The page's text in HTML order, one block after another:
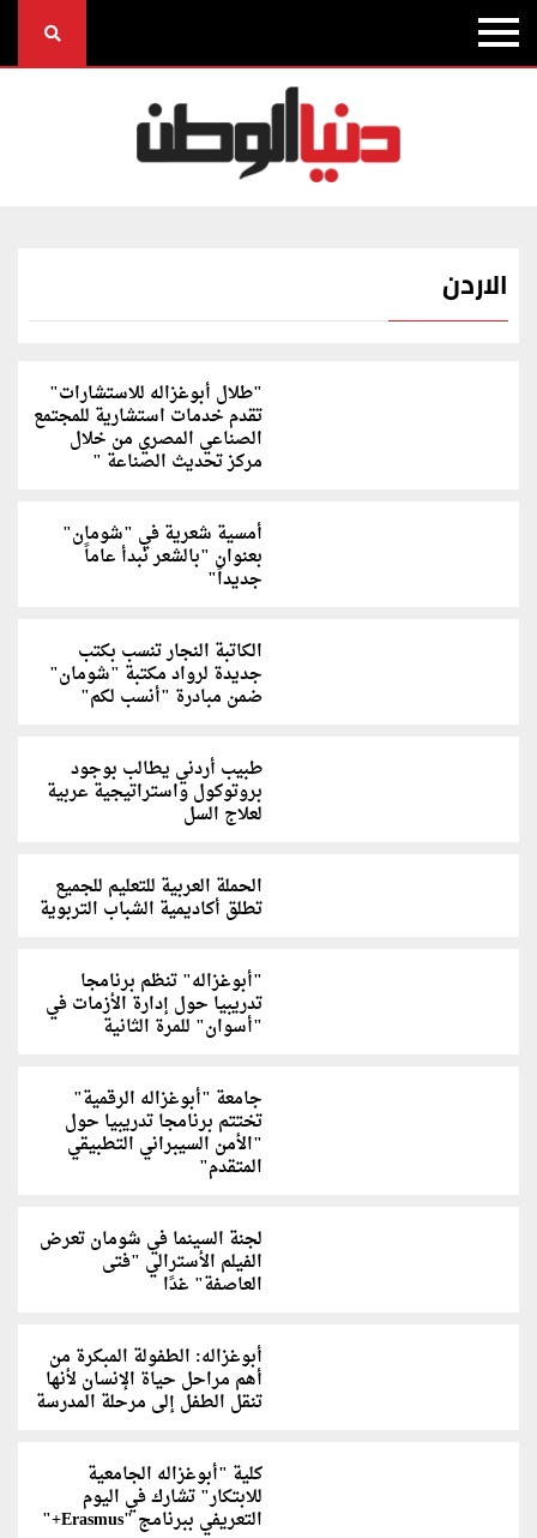
الاردن
"طلال أبوغزاله للاستشارات"
تقدم خدمات استشارية للمجتمع
الصناعي المصري من خلال
مركز تحديث الصناعة "
أمسية شعرية في "شومان"
بعنوان "بالشعر نبدأ عاماً
جديداً"
الكاتبة النجار تنسب بكتب
جديدة لرواد مكتبة "شومان"
ضمن مبادرة "أنسب لكم"
طبيب أردني يطالب بوجود
بروتوكول واستراتيجية عربية
لعلاج السل
الحملة العربية للتعليم للجميع
تطلق أكاديمية الشباب التربوية
"أبوغزاله" تنظم برنامجا
تدريبيا حول إدارة الأزمات في
"أسوان" للمرة الثانية
جامعة "أبوغزاله الرقمية"
تختتم برنامجا تدريبيا حول
"الأمن السيبراني التطبيقي
المتقدم"
لجنة السينما في شومان تعرض
الفيلم الأسترالي "فتى
العاصفة" غدًا
أبوغزاله: الطفولة المبكرة من
أهم مراحل حياة الإنسان لأنها
تنقل الطفل إلى مرحلة المدرسة
كلية "أبوغزاله الجامعية
للابتكار" تشارك في اليوم
التعريفي ببرنامج "Erasmus+"